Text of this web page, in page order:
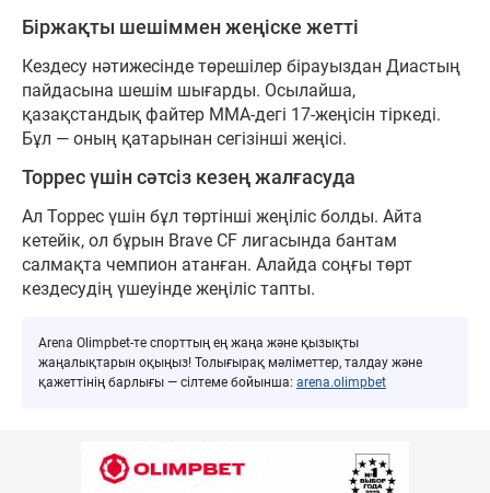
Біржақты шешіммен жеңіске жетті
Кездесу нәтижесінде төрешілер бірауыздан Диастың
пайдасына шешім шығарды. Осылайша,
қазақстандық файтер ММА-дегі 17-жеңісін тіркеді.
Бұл — оның қатарынан сегізінші жеңісі.
Торрес үшін сәтсіз кезең жалғасуда
Ал Торрес үшін бұл төртінші жеңіліс болды. Айта
кетейік, ол бұрын Brave CF лигасында бантам
салмақта чемпион атанған. Алайда соңғы төрт
кездесудің үшеуінде жеңіліс тапты.
Arena Olimpbet-те спорттың ең жаңа және қызықты
жаңалықтарын оқыңыз! Толығырақ мәліметтер, талдау және
қажеттінің барлығы — сілтеме бойынша: arena.olimpbet